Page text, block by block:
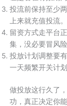
投流前保持至少
上来就充值投流。
留资方式走平台
集，没必要冒风
投放计划调整要
一天频繁开关计划
做投放这行久了
功，真正决定你